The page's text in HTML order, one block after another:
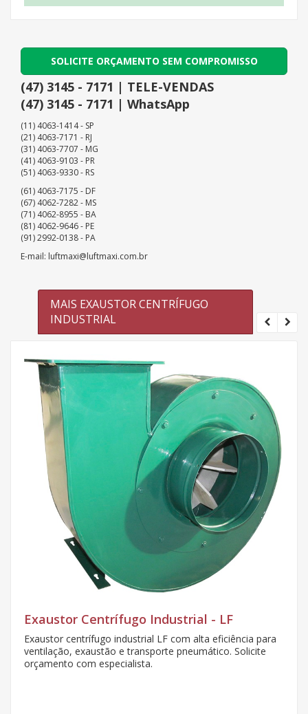
SOLICITE ORÇAMENTO SEM COMPROMISSO
(47) 3145 - 7171 | TELE-VENDAS
(47) 3145 - 7171 | WhatsApp
(11) 4063-1414 - SP
(21) 4063-7171 - RJ
(31) 4063-7707 - MG
(41) 4063-9103 - PR
(51) 4063-9330 - RS
(61) 4063-7175 - DF
(67) 4062-7282 - MS
(71) 4062-8955 - BA
(81) 4062-9646 - PE
(91) 2992-0138 - PA
E-mail: luftmaxi@luftmaxi.com.br
MAIS EXAUSTOR CENTRÍFUGO
INDUSTRIAL
Exaustor Centrífugo Industrial - LF
Exaustor centrífugo industrial LF com alta eficiência para
ventilação, exaustão e transporte pneumático. Solicite
orçamento com especialista.